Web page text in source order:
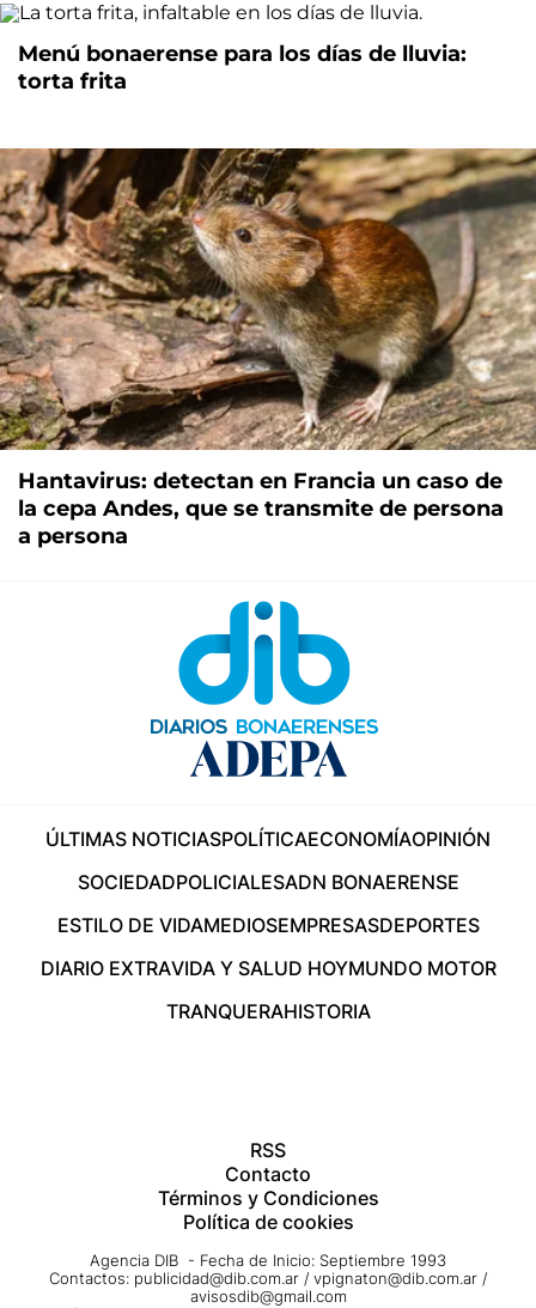
Menú bonaerense para los días de lluvia:
torta frita
Hantavirus: detectan en Francia un caso de
la cepa Andes, que se transmite de persona
a persona
ÚLTIMAS NOTICIASPOLÍTICAECONOMÍAOPINIÓN
SOCIEDADPOLICIALESADN BONAERENSE
ESTILO DE VIDAMEDIOSEMPRESASDEPORTES
DIARIO EXTRAVIDA Y SALUD HOYMUNDO MOTOR
TRANQUERAHISTORIA
RSS
Contacto
Términos y Condiciones
Política de cookies
Agencia DIB - Fecha de Inicio: Septiembre 1993
Contactos: publicidad@dib.com.ar / vpignaton@dib.com.ar /
avisosdib@gmail.com